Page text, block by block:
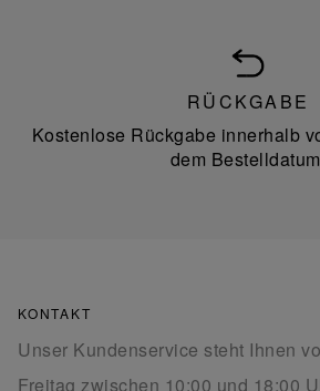
RÜCKGABE
Kostenlose Rückgabe innerhalb
dem
KONTAKT
Unser Kundenservice steht Ihnen
Freitag zwischen 10:00 und 18:00